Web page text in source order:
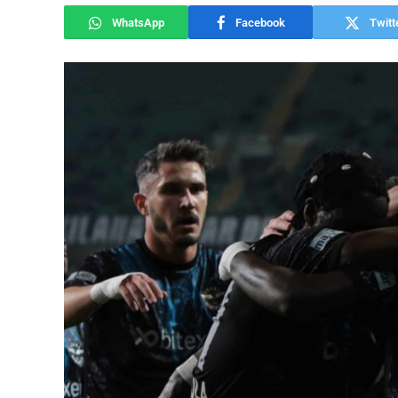
WhatsApp Facebook